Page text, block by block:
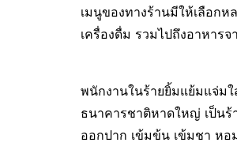
เมนูของทางร้านมีให้เลือกห
เครื่องดื่ม รวมไปถึงอาหาร
พนักงานในร้ายยิ้มแย้มแจ่มใ
ธนาคารชาติหาดใหญ่ เป็นร้
ออกปาก เข้มข้น เข้มชา ห